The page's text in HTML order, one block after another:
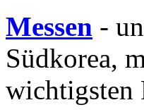
Messen -
Südkorea,
wichtigsten